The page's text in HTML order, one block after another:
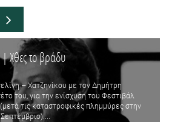
Χθες το βράδυ
– Χατζηνίκου με τον Δημήτρη
του, για την ενίσχυση του Φεστιβάλ
τις καταστροφικές πλημμύρες στην